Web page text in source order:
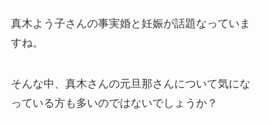
真木よう子さんの事実婚と妊娠が話題なっていま
すね。
そんな中、真木さんの元旦那さんについて気にな
っている方も多いのではないでしょうか？